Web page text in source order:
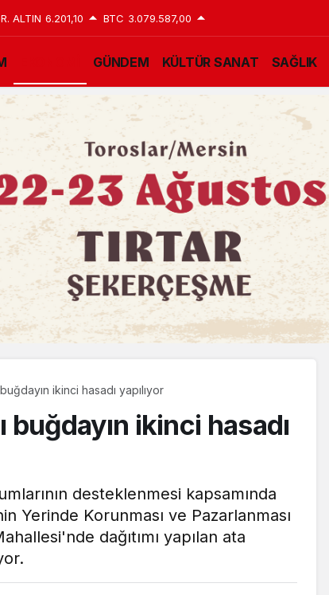
ALTIN 6.201,10 BTC 3.079.587,00
GÜNDEM KÜLTÜR SANAT SAĞLIK
ikinci hasadı yapılıyor
ikinci hasadı
desteklenmesi kapsamında
Yerinde Korunması ve Pazarlanması
dağıtımı yapılan ata